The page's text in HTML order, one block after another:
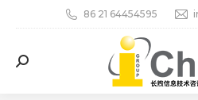
86 21 64454595
Search: